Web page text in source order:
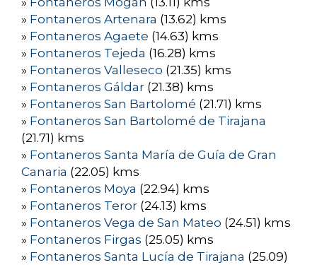
» Fontaneros Artenara (13.62) kms
» Fontaneros Agaete (14.63) kms
» Fontaneros Tejeda (16.28) kms
» Fontaneros Valleseco (21.35) kms
» Fontaneros Gáldar (21.38) kms
» Fontaneros San Bartolomé (21.71) kms
» Fontaneros San Bartolomé de Tirajana
(21.71) kms
» Fontaneros Santa María de Guía de Gran
Canaria (22.05) kms
» Fontaneros Moya (22.94) kms
» Fontaneros Teror (24.13) kms
» Fontaneros Vega de San Mateo (24.51) kms
» Fontaneros Firgas (25.05) kms
» Fontaneros Santa Lucía de Tirajana (25.09)